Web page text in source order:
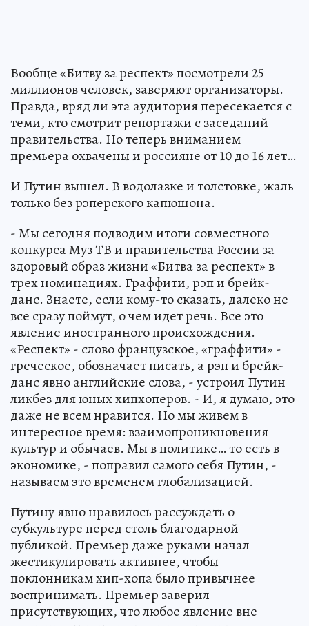
Вообще «Битву за респект» посмотрели 25
миллионов человек, заверяют организаторы.
Правда, вряд ли эта аудитория пересекается с
теми, кто смотрит репортажи с заседаний
правительства. Но теперь вниманием
премьера охвачены и россияне от 10 до 16 лет…
И Путин вышел. В водолазке и толстовке, жаль
только без рэперского капюшона.
- Мы сегодня подводим итоги совместного
конкурса Муз ТВ и правительства России за
здоровый образ жизни «Битва за респект» в
трех номинациях. Граффити, рэп и брейк-
данс. Знаете, если кому-то сказать, далеко не
все сразу поймут, о чем идет речь. Все это
явление иностранного происхождения.
«Респект» - слово французское, «граффити» -
греческое, обозначает писать, а рэп и брейк-
данс явно английские слова, - устроил Путин
ликбез для юных хипхоперов. - И, я думаю, это
даже не всем нравится. Но мы живем в
интересное время: взаимопроникновения
культур и обычаев. Мы в политике… то есть в
экономике, - поправил самого себя Путин, -
называем это временем глобализацией.
Путину явно нравилось рассуждать о
субкультуре перед столь благодарной
публикой. Премьер даже руками начал
жестикулировать активнее, чтобы
поклонникам хип-хопа было привычнее
воспринимать. Премьер заверил
присутствующих, что любое явление вне